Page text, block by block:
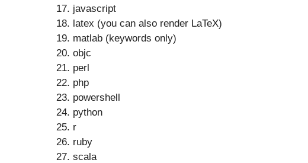
javascript
latex (you can also render LaTeX)
matlab (keywords only)
objc
perl
php
powershell
python
r
ruby
scala